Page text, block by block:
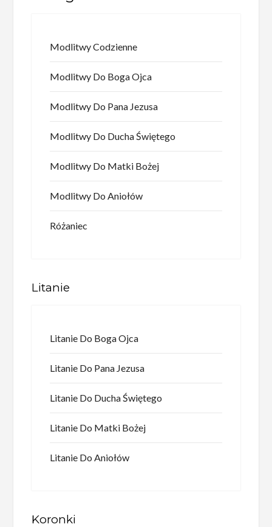
Modlitwy Codzienne
Modlitwy Do Boga Ojca
Modlitwy Do Pana Jezusa
Modlitwy Do Ducha Świętego
Modlitwy Do Matki Bożej
Modlitwy Do Aniołów
Różaniec
Litanie
Litanie Do Boga Ojca
Litanie Do Pana Jezusa
Litanie Do Ducha Świętego
Litanie Do Matki Bożej
Litanie Do Aniołów
Koronki